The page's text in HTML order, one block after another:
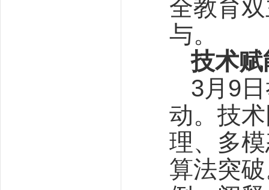
全教育
与。
技术
3月9
动。技
理、多
算法突